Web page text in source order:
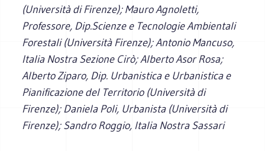
(Università di Firenze); Mauro Agnoletti,
Professore, Dip.Scienze e Tecnologie Ambientali
Forestali (Università Firenze); Antonio Mancuso,
Italia Nostra Sezione Cirò; Alberto Asor Rosa;
Alberto Ziparo, Dip. Urbanistica e Urbanistica e
Pianificazione del Territorio (Università di
Firenze); Daniela Poli, Urbanista (Università di
Firenze); Sandro Roggio, Italia Nostra Sassari